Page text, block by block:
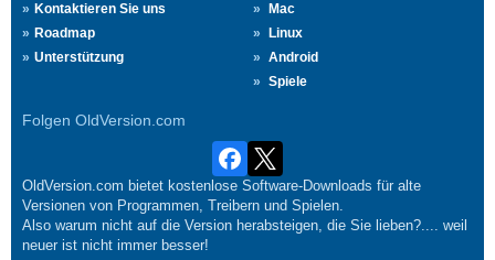
Kontaktieren Sie uns
Roadmap
Unterstützung
Mac
Linux
Android
Spiele
Folgen OldVersion.com
OldVersion.com bietet kostenlose Software-Downloads für alte
Versionen von Programmen, Treibern und Spielen.
Also warum nicht auf die Version herabsteigen, die Sie lieben?.... weil
neuer ist nicht immer besser!